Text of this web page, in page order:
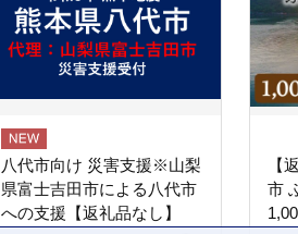
八代市向け 災害支援※山梨
県富士吉田市による八代市
への支援【返礼品なし】
【
市